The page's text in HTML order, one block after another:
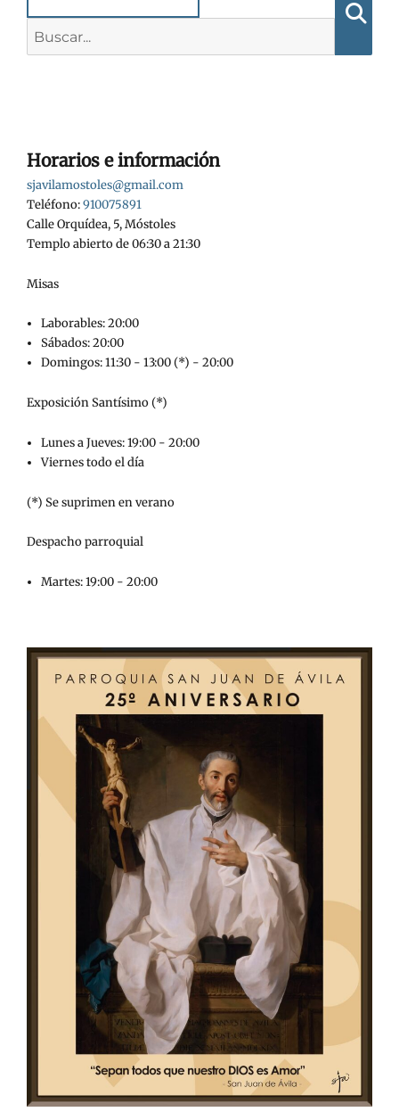
las
entradas
Horarios e información
sjavilamostoles@gmail.com
Teléfono:910075891
Calle Orquídea, 5, Móstoles
Templo abierto de 06:30 a 21:30
Misas
Laborables: 20:00
Sábados: 20:00
Domingos: 11:30 - 13:00 (*) - 20:00
Exposición Santísimo (*)
Lunes a Jueves: 19:00 - 20:00
Viernes todo el día
(*) Se suprimen en verano
Despacho parroquial
Martes: 19:00 - 20:00